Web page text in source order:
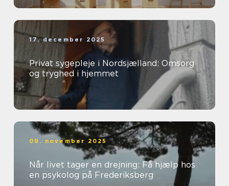
17. december 2025
Privat sygepleje i Nordsjælland: Omsorg
og tryghed i hjemmet
09. november 2025
Når livet tager en drejning: Få hjælp hos
en psykolog på Frederiksberg